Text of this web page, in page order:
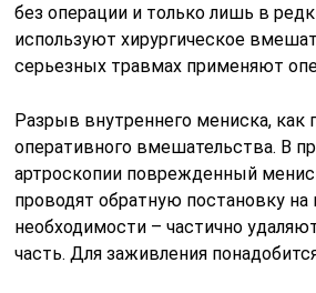
без операции и только лишь в
используют хирургическое
серьезных травмах применяют
Разрыв внутреннего мениска, как
оперативного вмешательства. В
артроскопии поврежденный
проводят обратную постановку на
необходимости – частично
часть. Для заживления